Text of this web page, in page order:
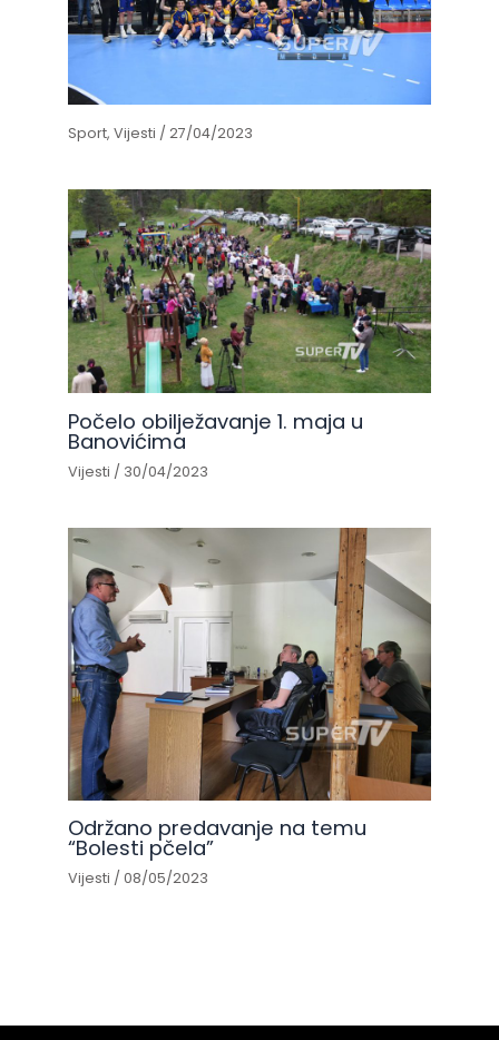
Sport,Vijesti /27/04/2023
Počelo obilježavanje 1. maja u
Banovićima
Vijesti / 30/04/2023
Održano predavanje na temu
“Bolesti pčela”
Vijesti /08/05/2023